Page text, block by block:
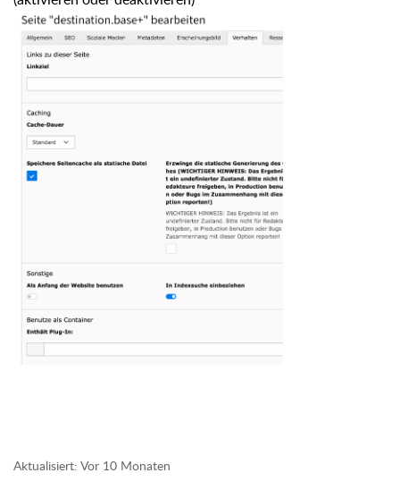
Aktualisiert: Vor 10 Monaten